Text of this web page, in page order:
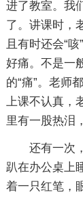
进了教室。我
了。讲课时，
且有时还会“
好痛。不是一
的“痛”。老师
上课不认真，
里有一股热泪
还有一次
趴在办公桌上
着一只红笔，